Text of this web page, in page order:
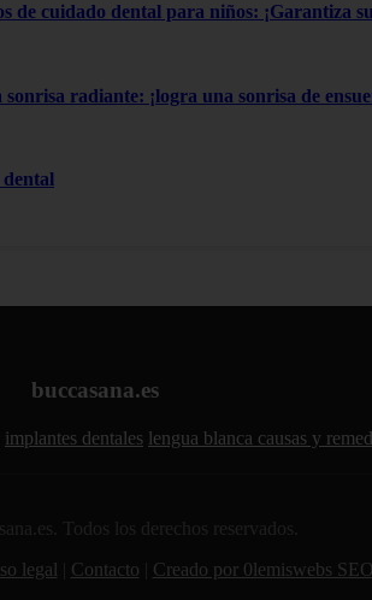
de cuidado dental para niños: ¡Garantiza
radiante: ¡logra una sonrisa de
buccasana.es
implantes dentales lengua blanca causas y
Todos los derechos reservados.
legal Contacto Creado por 0lemiswebs